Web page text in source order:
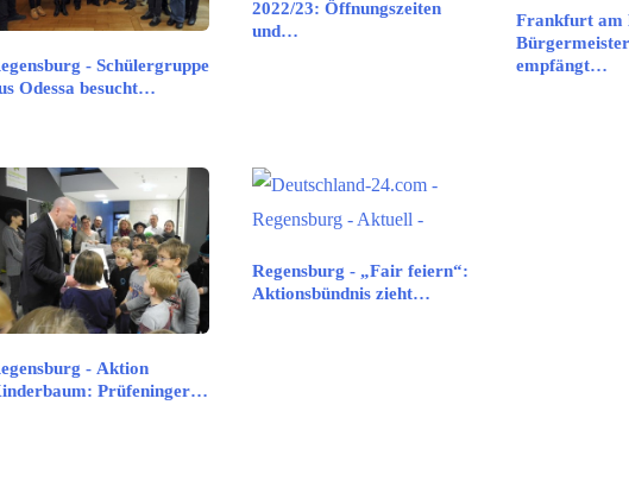
- Schülergruppe
Odessa besucht…
2022/23: Öffnungszeiten
und…
Frankfurt am
empfängt…
- Aktion
Prüfeninger…
Regensburg - „Fair feiern“:
Aktionsbündnis zieht…